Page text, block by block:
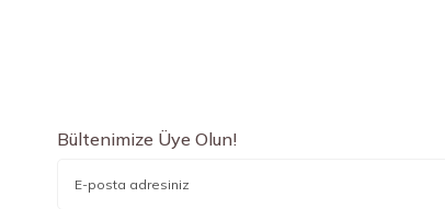
Bültenimize Üye Olun!